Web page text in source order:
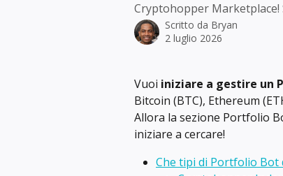
Cryptohopper
Scritto da Bryan
2 luglio 2026
Vuoi iniziare a gestire un
Bitcoin (BTC), Ethereum
Allora la sezione Portfolio
iniziare a cercare!
Che tipi di Portfolio Bot